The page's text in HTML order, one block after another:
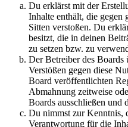
Du erklärst mit der
Inhalte enthält, die gegen
Sitten verstoßen. Du
besitzt, die in deinen
zu setzen bzw. zu
Der Betreiber des Boards
Verstößen gegen diese
Board veröffentlichten
Abmahnung zeitweise
Boards ausschließen und
Du nimmst zur Kenntnis,
Verantwortung für die